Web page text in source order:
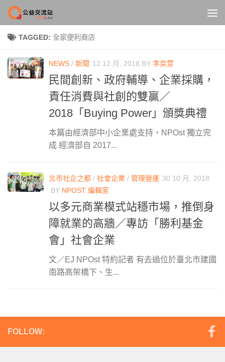
Skip to content
TAGGED: 全家便利商店
NEWS / 新聞 12 12 月, 2018 BY 李奕萱
民間創新、政府輔導、企業採購，
責任消費與社創的雙贏／
2018「Buying Power」頒獎典禮
本篇由經濟部中小企業處支持，NPOst 獨立完
成 經濟部自 2017...
北市社企之都 / 社會企業 / 管理營運 30 10 月, 2018
BY NPOST 編輯室
以多元商業模式站穩市場，推倒身
障就業的高牆／專訪「勝利基金
會」社會企業
文／EJ NPOst 特約記者 有去過位於臺北市建國
南路高架橋下、生...
FOLLOW: